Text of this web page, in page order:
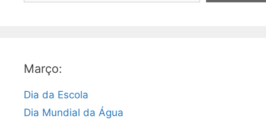
Março:
Dia da Escola
Dia Mundial da Água